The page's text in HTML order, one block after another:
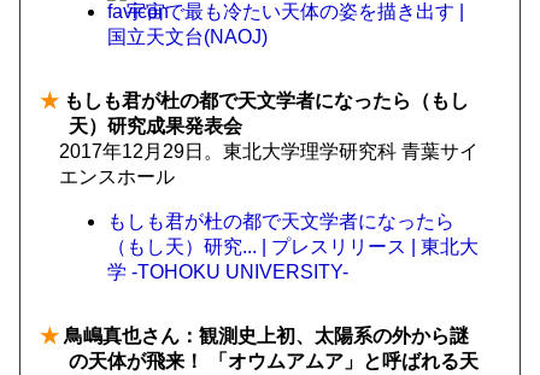
宇宙で最も冷たい天体の姿を描き出す |
国立天文台(NAOJ)
★ もしも君が杜の都で天文学者になったら（もし
天）研究成果発表会
2017年12月29日。東北大学理学研究科 青葉サイ
エンスホール
もしも君が杜の都で天文学者になったら
（もし天）研究... | プレスリリース | 東北大
学 -TOHOKU UNIVERSITY-
★ 鳥嶋真也さん：観測史上初、太陽系の外から謎
の天体が飛来！ 「オウムアムア」と呼ばれる天